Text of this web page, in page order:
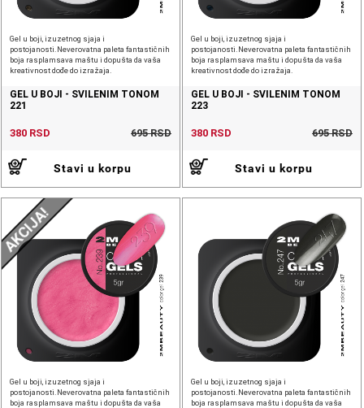
Gel u boji, izuzetnog sjaja i
postojanosti.Neverovatna paleta fantastičnih
boja rasplamsava maštu i dopušta da vaša
kreativnost dođe do izražaja.
GEL U BOJI - SVILENIM TONOM
221
380 RSD 695 RSD
Stavi u korpu
Gel u boji, izuzetnog sjaja i
postojanosti.Neverovatna paleta fantastičnih
boja rasplamsava maštu i dopušta da vaša
kreativnost dođe do izražaja.
GEL U BOJI - SVILENIM TONOM
223
380 RSD 695 RSD
Stavi u korpu
AKCIJA!
Gel u boji, izuzetnog sjaja i
postojanosti.Neverovatna paleta fantastičnih
boja rasplamsava maštu i dopušta da vaša
Gel u boji, izuzetnog sjaja i
postojanosti.Neverovatna paleta fantastičnih
boja rasplamsava maštu i dopušta da vaša